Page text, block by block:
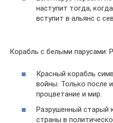
наступит тогда,
вступит в альянс с
Корабль с белыми парусами:
Красный корабль
войны. Только после
процветание и мир.
Разрушенный старый
страны в